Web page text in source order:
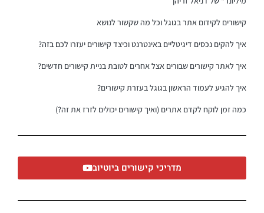
קישורים לקידום אתר בגוגל וכל מה שקשור לנושא
איך להקים נכסים דיגיטליים באינטרנט וכיצד קישורים יעזרו לכם בזה?
איך לאתר קישורים שבורים אצל אחרים לטובת בניית קישורים חדשים?
איך להגיע לעמוד הראשון בגוגל בעזרת קישורים?
כמה זמן לוקח לקדם אתרים (ואיך קישורים יכולים לזרז את זה?)
מדריכי קישורים ביוטיוב